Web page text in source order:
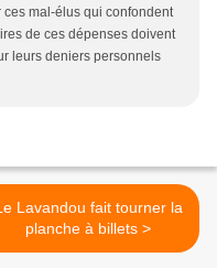
mal-élus qui confondent
de ces dépenses doivent
leurs deniers personnels
Lavandou fait tourner la
planche à billets >